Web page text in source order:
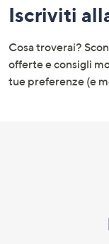
menu
e
informazioni
Iscriviti
Cosa troverai?
offerte e consigli
tue preferenze (e